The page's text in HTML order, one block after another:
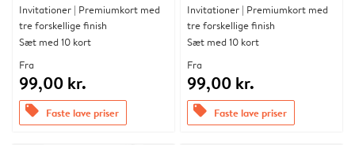
Invitationer | Premiumkort med
tre forskellige finish
Sæt med 10 kort
Fra
99,00 kr.
offers Faste lave priser
Invitationer | Premiumkort med
tre forskellige finish
Sæt med 10 kort
Fra
99,00 kr.
offers Faste lave priser